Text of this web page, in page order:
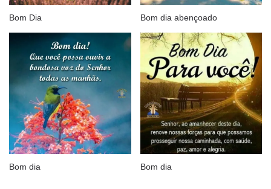
Bom Dia Bom dia abençoado
Bom dia Bom dia